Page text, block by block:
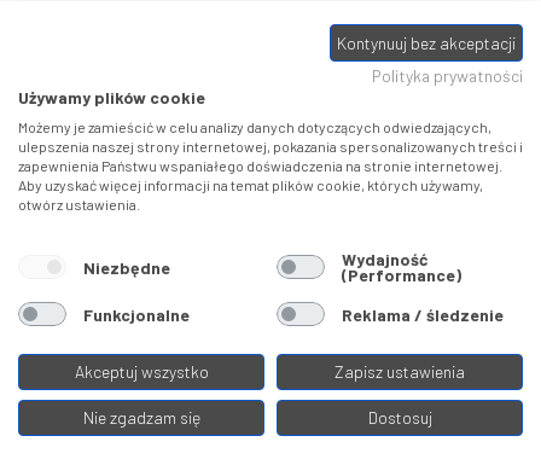
swój bon" na towary z oferty VELO, aktualnie dostępnej na stronie
, w ramach sprzedaży premiowej. Dowiedz się jak
stronie promocji. Prezentowana wartość
eBonu uwzględnia fakt wyrażenia - w procesie rejestracji w Panelu
klienta- zgody na otrzymywanie drogą mailową informacji handlowo-
marketingowe, np. newsletter rowerowy. W przypadku braku zgody
wartość eBonu zostanie obniżona o 10 zł.
Pamiętaj, że eBony za produkty SIDI dotyczą zakupów w sklepach
SIDI Center, produkty Castelli zakupów w placówkach tworzących
Castelli Center.
Kontynuuj bez akceptacji
Polityka prywatności
Używamy plików cookie
Możemy je zamieścić w celu analizy danych dotyczących odwiedzających,
ulepszenia naszej strony internetowej, pokazania spersonalizowanych treści i
zapewnienia Państwu wspaniałego doświadczenia na stronie internetowej.
Aby uzyskać więcej informacji na temat plików cookie, których używamy,
otwórz ustawienia.
Niezbędne Wydajność
(Performance)
Funkcjonalne
Reklama / śledzenie
Akceptuj wszystko Zapisz ustawienia
Nie zgadzam się Dostosuj